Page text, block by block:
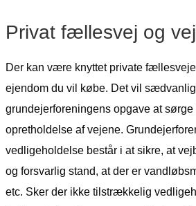
Privat fællesvej og
Der kan være knyttet private
ejendom du vil købe. Det vil
grundejerforeningens opgave at
opretholdelse af vejene.
vedligeholdelse består i at sikre, at
og forsvarlig stand, at der er
etc. Sker der ikke tilstrækkelig